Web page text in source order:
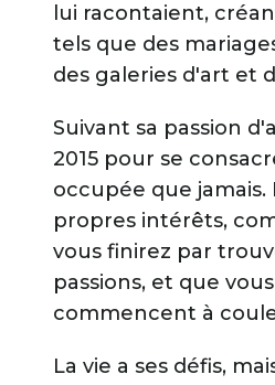
lui racontaient,
tels que des
des galeries d'art et
Suivant sa passion
2015 pour se
occupée que
propres intérêts,
vous finirez par
passions, et que
commencent à
La vie a ses défis,